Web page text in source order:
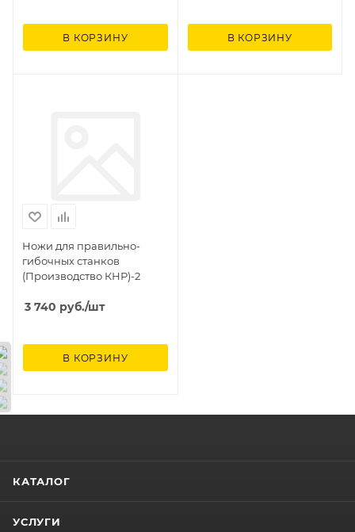
В КОРЗИНУ В КОРЗИНУ
Ножи для правильно-
гибочных станков
(Производство КНР)-2
3 740 руб./шт
В КОРЗИНУ
КАТАЛОГ
УСЛУГИ